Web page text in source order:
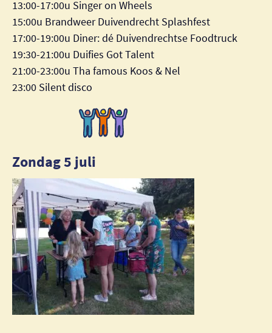
13:00-17:00u Singer on Wheels
15:00u Brandweer Duivendrecht Splashfest
17:00-19:00u Diner: dé Duivendrechtse Foodtruck
19:30-21:00u Duifies Got Talent
21:00-23:00u Tha famous Koos & Nel
23:00 Silent disco
Zondag 5 juli